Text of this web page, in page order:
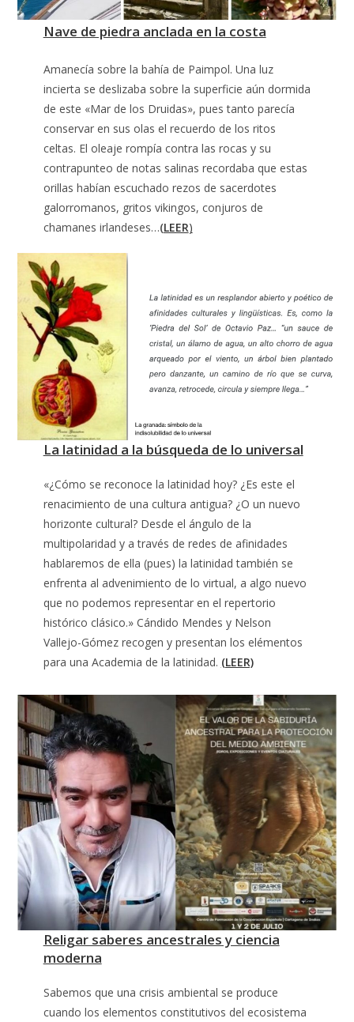
Nave de piedra anclada en la costa
Amanecía sobre la bahía de Paimpol. Una luz
incierta se deslizaba sobre la superficie aún dormida
de este «Mar de los Druidas», pues tanto parecía
conservar en sus olas el recuerdo de los ritos
celtas. El oleaje rompía contra las rocas y su
contrapunteo de notas salinas recordaba que estas
orillas habían escuchado rezos de sacerdotes
galorromanos, gritos vikingos, conjuros de
chamanes irlandeses…(LEER)
La latinidad a la búsqueda de lo universal
«¿Cómo se reconoce la latinidad hoy? ¿Es este el
renacimiento de una cultura antigua? ¿O un nuevo
horizonte cultural? Desde el ángulo de la
multipolaridad y a través de redes de afinidades
hablaremos de ella (pues) la latinidad también se
enfrenta al advenimiento de lo virtual, a algo nuevo
que no podemos representar en el repertorio
histórico clásico.» Cándido Mendes y Nelson
Vallejo-Gómez recogen y presentan los elémentos
para una Academia de la latinidad. (LEER)
Religar saberes ancestrales y ciencia
moderna
Sabemos que una crisis ambiental se produce
cuando los elementos constitutivos del ecosistema